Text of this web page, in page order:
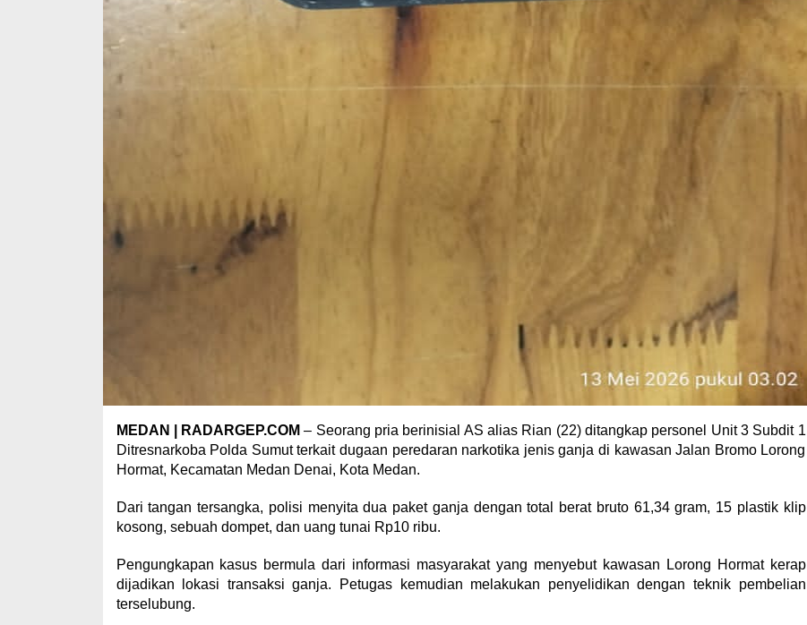
MEDAN | RADARGEP.COM– Seorang pria berinisial AS alias Rian (22) ditangkap personel Unit 3 Subdit 1
Ditresnarkoba Polda Sumut terkait dugaan peredaran narkotika jenis ganja di kawasan Jalan Bromo Lorong
Hormat, Kecamatan Medan Denai, Kota Medan.
Dari tangan tersangka, polisi menyita dua paket ganja dengan total berat bruto 61,34 gram, 15 plastik klip
kosong, sebuah dompet, dan uang tunai Rp10 ribu.
Pengungkapan kasus bermula dari informasi masyarakat yang menyebut kawasan Lorong Hormat kerap
dijadikan lokasi transaksi ganja. Petugas kemudian melakukan penyelidikan dengan teknik pembelian
terselubung.